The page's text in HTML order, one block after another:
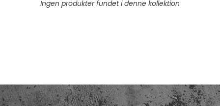
Ingen produkter fundet i denne kollektion